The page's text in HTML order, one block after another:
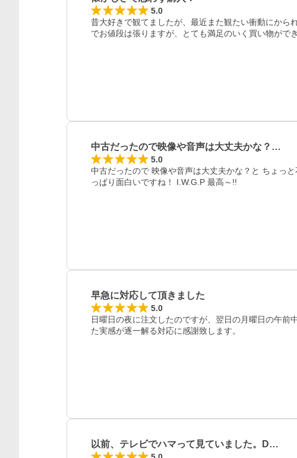
5.0
昔大好きで観てましたが、最近また観たい衝動にから
でお値段は張りますが、とても満足のいく買い物ができ
中古だったので映像や音声は大丈夫かな？…
5.0
中古だったので 映像や音声は大丈夫かな？と ちょっ
っぱり面白いですね！ I.W.G.P 最高～!!
早急に対応して頂きました
5.0
日曜日の夜に注文したのですが、翌日の月曜日の午
た実感が逐一解る対応に感謝致します。
以前、テレビでハマって見ていました。D…